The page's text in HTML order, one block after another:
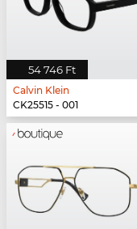
54 746 Ft
Calvin Klein
CK25515 - 001